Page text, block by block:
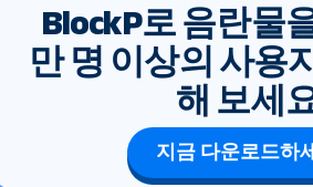
BlockP로 음란물
만 명 이상의 사용
해 보세
지금 다운로드하